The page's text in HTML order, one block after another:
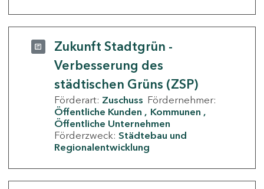
Zukunft Stadtgrün -
Verbesserung des
städtischen Grüns (ZSP)
Förderart: Zuschuss Fördernehmer:
Öffentliche Kunden
Kommunen
Öffentliche Unternehmen
Förderzweck: Städtebau und
Regionalentwicklung